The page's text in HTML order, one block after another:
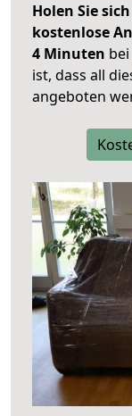
Holen Sie
kostenlose
4 Minuten
ist, dass all
angeboten